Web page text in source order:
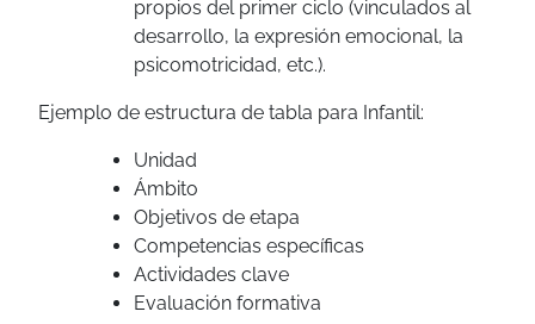
propios del primer ciclo (vinculados al
desarrollo, la expresión emocional, la
psicomotricidad, etc.).
Ejemplo de estructura de tabla para Infantil:
Unidad
Ámbito
Objetivos de etapa
Competencias específicas
Actividades clave
Evaluación formativa